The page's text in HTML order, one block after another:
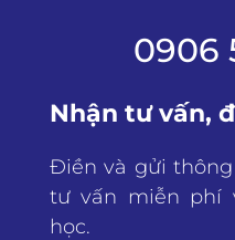
0906
Nhận tư vấn,
Điền và gửi
tư vấn miễn phí
học.